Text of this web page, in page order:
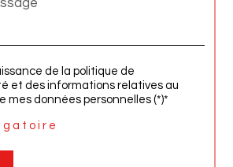
de la politique de
et des informations relatives au
mes données personnelles (*)*